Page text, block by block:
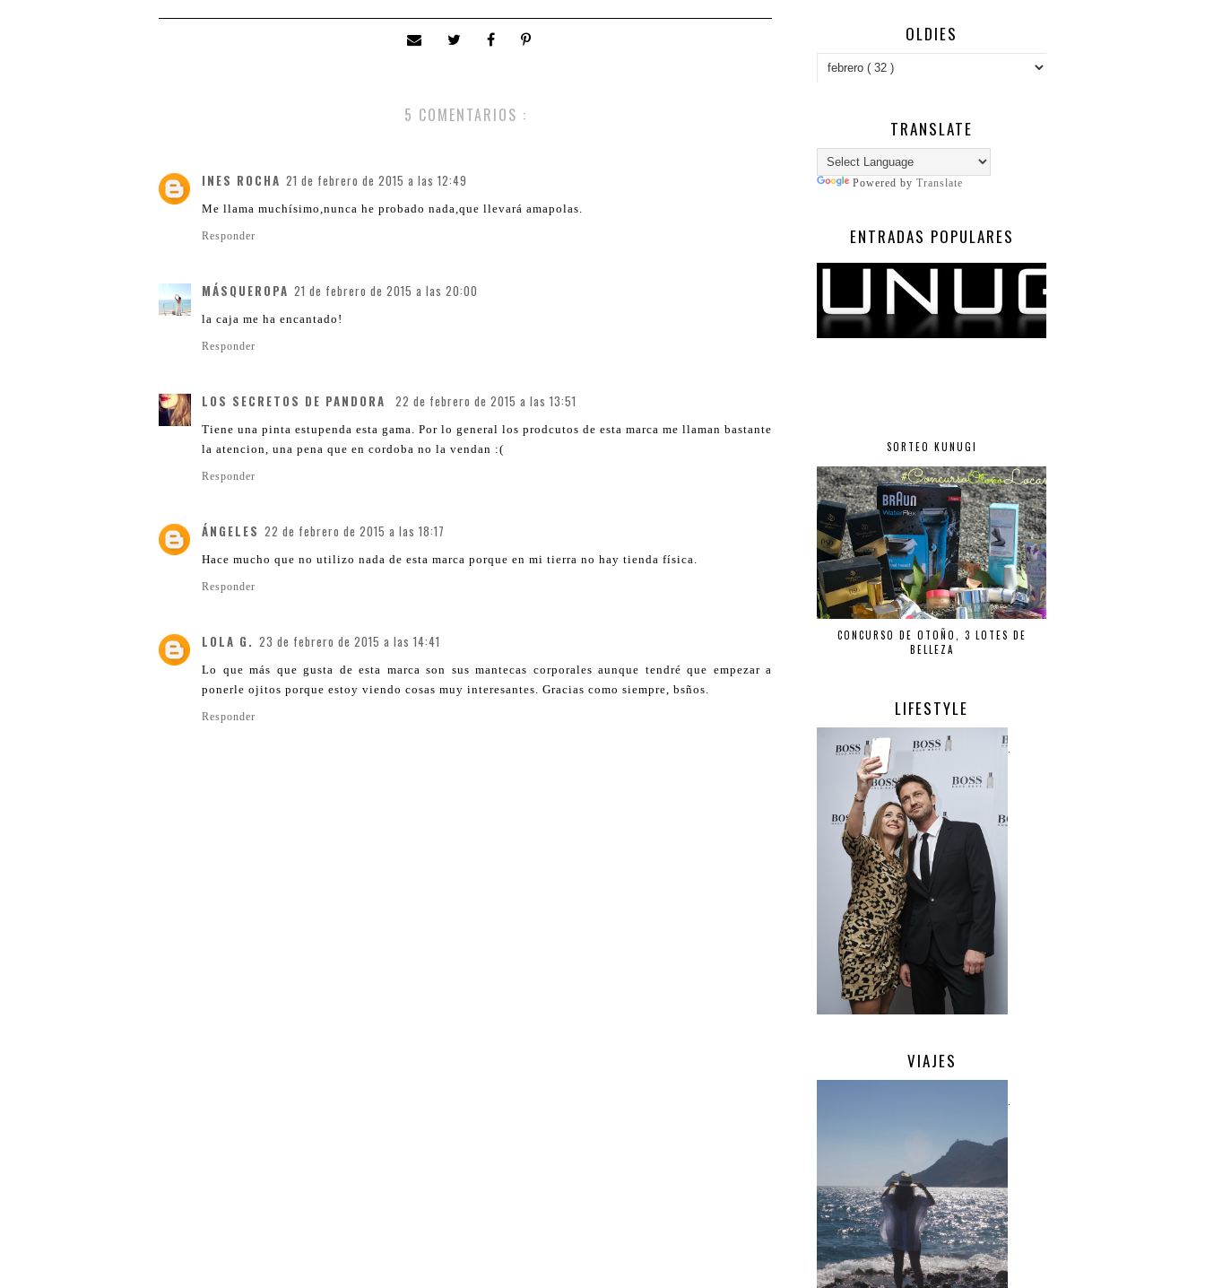
5 COMENTARIOS :
INES ROCHA 21 de febrero de 2015 a las 12:49
Me llama muchísimo,nunca he probado nada,que llevará amapolas.
Responder
MÁSQUEROPA 21 de febrero de 2015 a las 20:00
la caja me ha encantado!
Responder
LOS SECRETOS DE PANDORA 22 de febrero de 2015 a las 13:51
Tiene una pinta estupenda esta gama. Por lo general los prodcutos de esta marca me llaman bastante
la atencion, una pena que en cordoba no la vendan :(
Responder
ÁNGELES 22 de febrero de 2015 a las 18:17
Hace mucho que no utilizo nada de esta marca porque en mi tierra no hay tienda física.
Responder
LOLA G. 23 de febrero de 2015 a las 14:41
Lo que más que gusta de esta marca son sus mantecas corporales aunque tendré que empezar a
ponerle ojitos porque estoy viendo cosas muy interesantes. Gracias como siempre, bsños.
Responder
OLDIES
TRANSLATE
Powered by Translate
ENTRADAS POPULARES
SORTEO KUNUGI
CONCURSO DE OTOÑO, 3 LOTES DE
BELLEZA
LIFESTYLE
.
VIAJES
.